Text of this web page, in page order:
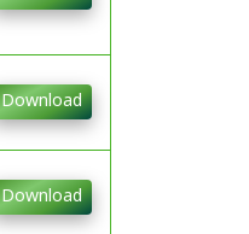
Download
Download